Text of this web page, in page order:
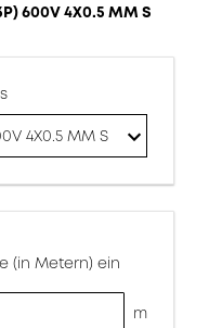
600V 4X0.5 MM S
4X0.5 MM S
(in Metern) ein
m